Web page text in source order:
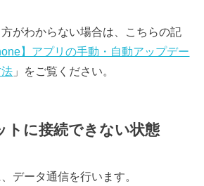
がわからない場合は、こちらの記
】アプリの手動・自動アップデー
」をご覧ください。
トに接続できない状態
データ通信を行います。